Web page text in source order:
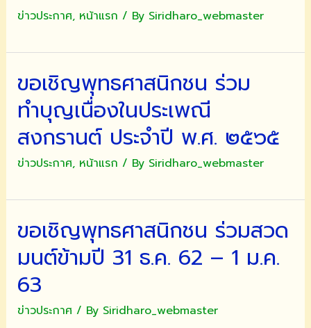
ข่าวประกาศ, หน้าแรก / By Siridharo_webmaster
ขอเชิญพุทธศาสนิกชน ร่วม
ทำบุญเนื่องในประเพณี
สงกรานต์ ประจำปี พ.ศ. ๒๕๖๕
ข่าวประกาศ, หน้าแรก / By Siridharo_webmaster
ขอเชิญพุทธศาสนิกชน ร่วมสวด
มนต์ข้ามปี 31 ธ.ค. 62 – 1 ม.ค.
63
ข่าวประกาศ/ By Siridharo_webmaster